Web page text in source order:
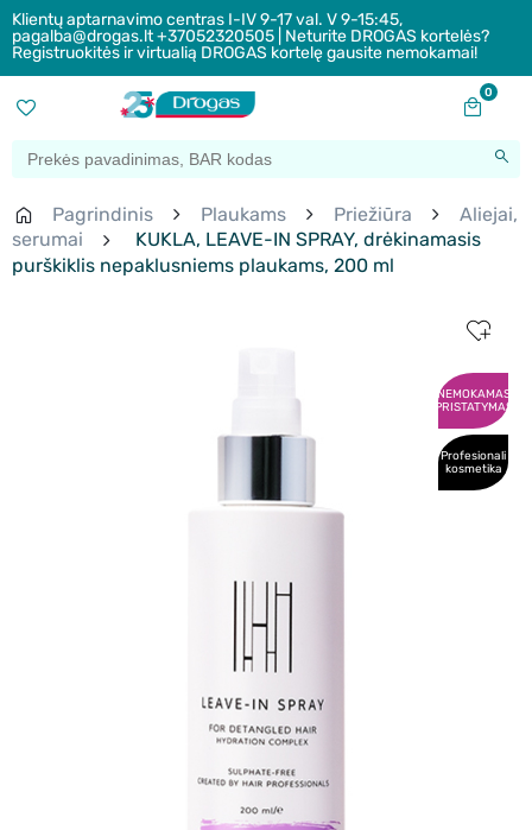
Klientų aptarnavimo centras I-IV 9-17 val. V 9-15:45,
pagalba@drogas.lt +37052320505 | Neturite DROGAS kortelės?
Registruokitės ir virtualią DROGAS kortelę gausite nemokamai!
0
Pagrindinis Plaukams Priežiūra
Aliejai,
serumai
KUKLA, LEAVE-IN SPRAY, drėkinamasis
purškiklis nepaklusniems plaukams, 200 ml
NEMOKAMAS
PRISTATYMAS
Profesionali
kosmetika